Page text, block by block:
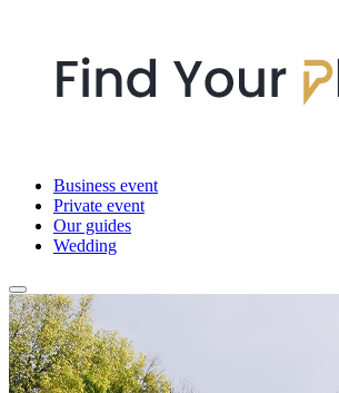
Business event
Private event
Our guides
Wedding